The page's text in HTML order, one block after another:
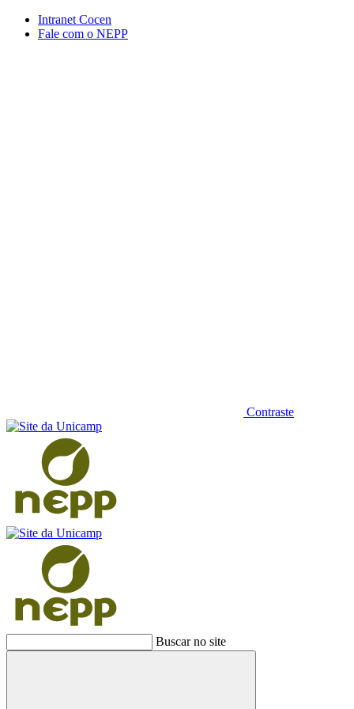
Conteúdo principal Menu principal
Intranet Cocen
Fale com o NEPP
Contraste
Buscar no site